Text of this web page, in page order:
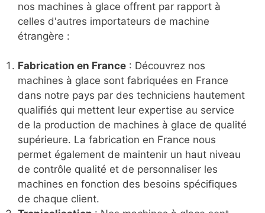
nos machines à glace offrent par rapport à
celles d'autres importateurs de machine
étrangère :
Fabrication en France : Découvrez nos
machines à glace sont fabriquées en France
dans notre pays par des techniciens hautement
qualifiés qui mettent leur expertise au service
de la production de machines à glace de qualité
supérieure. La fabrication en France nous
permet également de maintenir un haut niveau
de contrôle qualité et de personnaliser les
machines en fonction des besoins spécifiques
de chaque client.